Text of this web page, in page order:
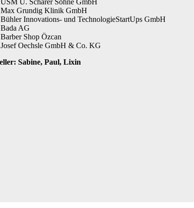
Max Grundig Klinik GmbH
Bühler Innovations- und TechnologieStartUps GmbH
Bada AG
Barber Shop Özcan
Josef Oechsle GmbH & Co. KG
Sabine, Paul, Lixin